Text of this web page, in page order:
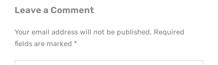
Leave a Comment
Your email address will not be published. Required
fields are marked *